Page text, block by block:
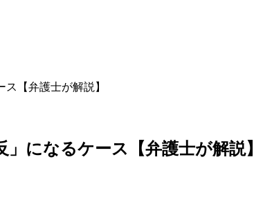
【弁護士が解説】
になるケース【弁護士が解説】